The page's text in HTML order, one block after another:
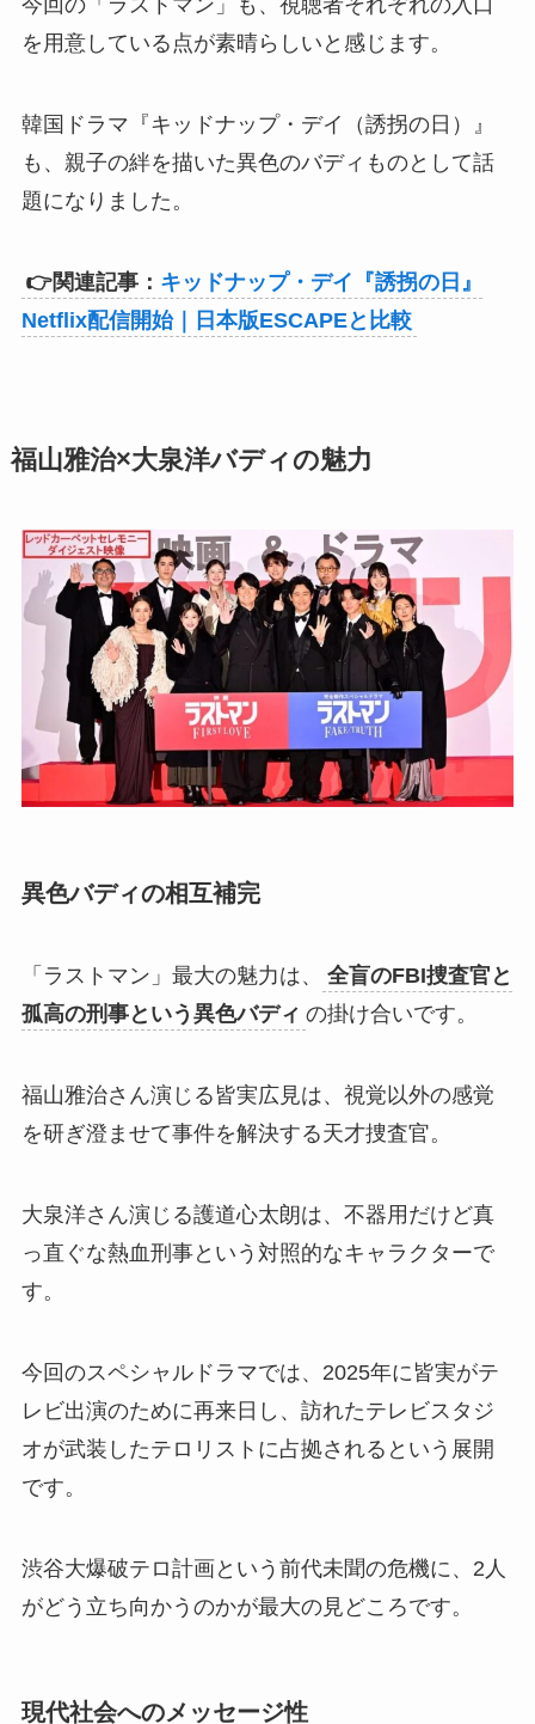
今回の「ラストマン」も、視聴者それぞれの入口
を用意している点が素晴らしいと感じます。
韓国ドラマ『キッドナップ・デイ（誘拐の日）』
も、親子の絆を描いた異色のバディものとして話
題になりました。
👉関連記事： キッドナップ・デイ『誘拐の日』
Netflix配信開始｜日本版ESCAPEと比較
福山雅治×大泉洋バディの魅力
異色バディの相互補完
「ラストマン」最大の魅力は、
全盲のFBI捜査官と
孤高の刑事という異色バディ の掛け合いです。
福山雅治さん演じる皆実広見は、視覚以外の感覚
を研ぎ澄ませて事件を解決する天才捜査官。
大泉洋さん演じる護道心太朗は、不器用だけど真
っ直ぐな熱血刑事という対照的なキャラクターで
す。
今回のスペシャルドラマでは、2025年に皆実がテ
レビ出演のために再来日し、訪れたテレビスタジ
オが武装したテロリストに占拠されるという展開
です。
渋谷大爆破テロ計画という前代未聞の危機に、2人
がどう立ち向かうのかが最大の見どころです。
現代社会へのメッセージ性